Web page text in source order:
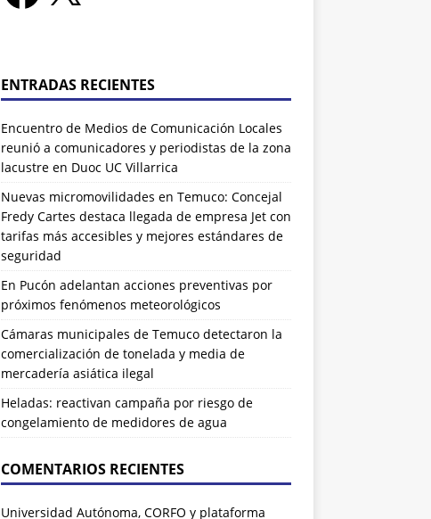
ENTRADAS RECIENTES
Encuentro de Medios de Comunicación Locales
reunió a comunicadores y periodistas de la zona
lacustre en Duoc UC Villarrica
Nuevas micromovilidades en Temuco: Concejal
Fredy Cartes destaca llegada de empresa Jet con
tarifas más accesibles y mejores estándares de
seguridad
En Pucón adelantan acciones preventivas por
próximos fenómenos meteorológicos
Cámaras municipales de Temuco detectaron la
comercialización de tonelada y media de
mercadería asiática ilegal
Heladas: reactivan campaña por riesgo de
congelamiento de medidores de agua
COMENTARIOS RECIENTES
Universidad Autónoma, CORFO y plataforma